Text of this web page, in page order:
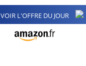
VOIR L'OFFRE DU JOUR